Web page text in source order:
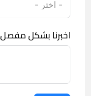
اخبرنا بشكل مفصل